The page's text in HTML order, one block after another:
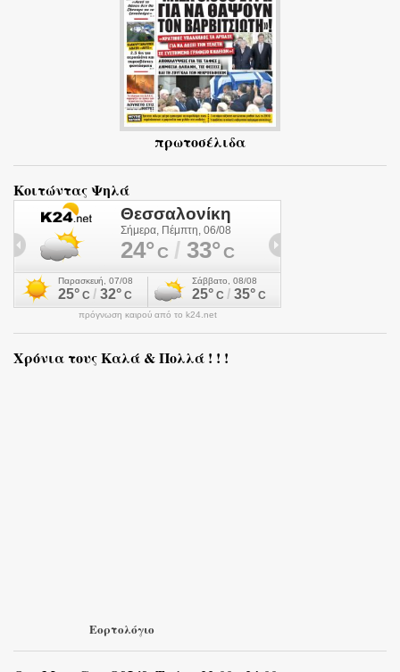
πρωτοσέλιδα
Κοιτώντας Ψηλά
πρόγνωση καιρού από το k24.net
Χρόνια τους Καλά & Πολλά ! ! !
Εορτολόγιο